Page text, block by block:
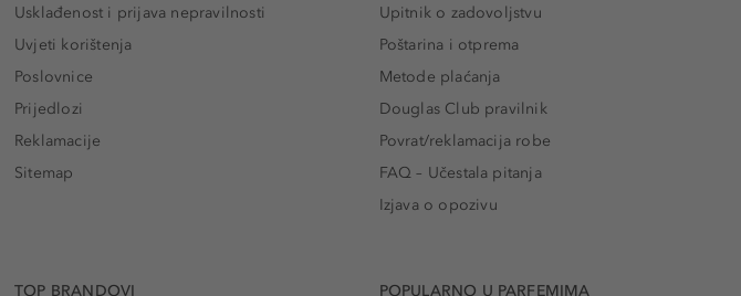
Usklađenost i prijava nepravilnosti
Uvjeti korištenja
Poslovnice
Prijedlozi
Reklamacije
Sitemap
Upitnik o zadovoljstvu
Poštarina i otprema
Metode plaćanja
Douglas Club pravilnik
Povrat/reklamacija robe
FAQ – Učestala pitanja
Izjava o opozivu
TOP BRANDOVI POPULARNO U PARFEMIMA